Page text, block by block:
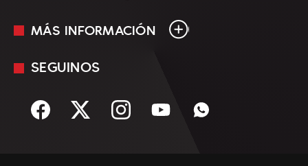
En Vivo
Sociedad
MÁS INFORMACIÓN
Mediakit
Términos y condiciones
SEGUINOS